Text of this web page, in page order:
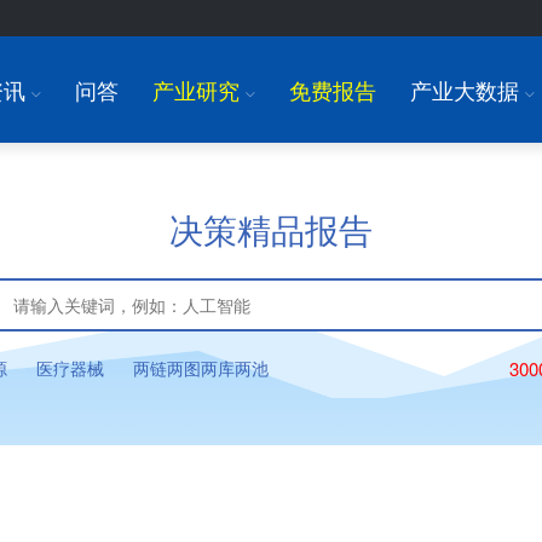
I 问答 产业研究 I 免费报告 产业大数据 I
决策精品报告
医疗器械 两链两图两库两池